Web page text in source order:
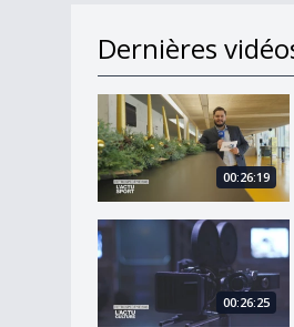
Dernières
L&#039;actualité
00:26:19
L&#039;actualité
00:26:25